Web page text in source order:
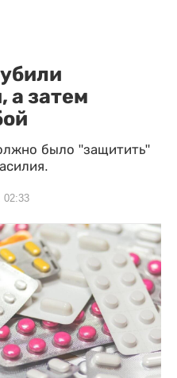
а затем
было "защитить"
02:33